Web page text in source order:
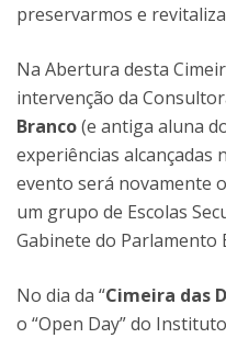
preservarmos e
Na Abertura desta
intervenção da
Branco(e antiga aluna
experiências alcançadas
evento será novamente
um grupo de Escolas
Gabinete do Parlamento
No dia da “Cimeira das
o “Open Day” do